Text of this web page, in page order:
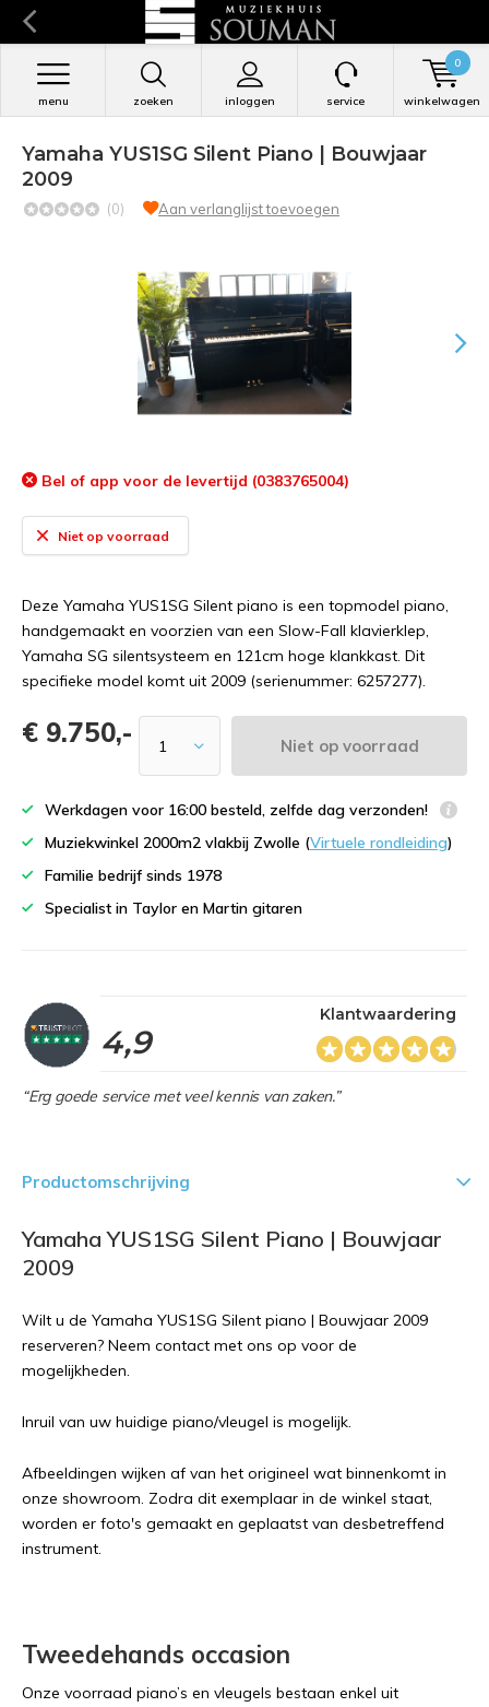
zoeken inloggen
menu service winkelwagen
0
Yamaha YUS1SG Silent Piano | Bouwjaar
2009
(0) Aan verlanglijst toevoegen
Bel of app voor de levertijd (0383765004)
Niet op voorraad
Deze Yamaha YUS1SG Silent piano is een topmodel piano,
handgemaakt en voorzien van een Slow-Fall klavierklep,
Yamaha SG silentsysteem en 121cm hoge klankkast. Dit
specifieke model komt uit 2009 (serienummer: 6257277).
€ 9.750,- Niet op voorraad
Werkdagen voor 16:00 besteld, zelfde dag verzonden!
Muziekwinkel 2000m2 vlakbij Zwolle (Virtuele rondleiding)
Familie bedrijf sinds 1978
Specialist in Taylor en Martin gitaren
4,9
Klantwaardering
“Erg goede service met veel kennis van zaken.”
Productomschrijving
Yamaha YUS1SG Silent Piano | Bouwjaar
2009
Wilt u de Yamaha YUS1SG Silent piano | Bouwjaar 2009
reserveren? Neem contact met ons op voor de
mogelijkheden.
Inruil van uw huidige piano/vleugel is mogelijk.
Afbeeldingen wijken af van het origineel wat binnenkomt in
onze showroom. Zodra dit exemplaar in de winkel staat,
worden er foto's gemaakt en geplaatst van desbetreffend
instrument.
Tweedehands occasion
Onze voorraad piano’s en vleugels bestaan enkel uit